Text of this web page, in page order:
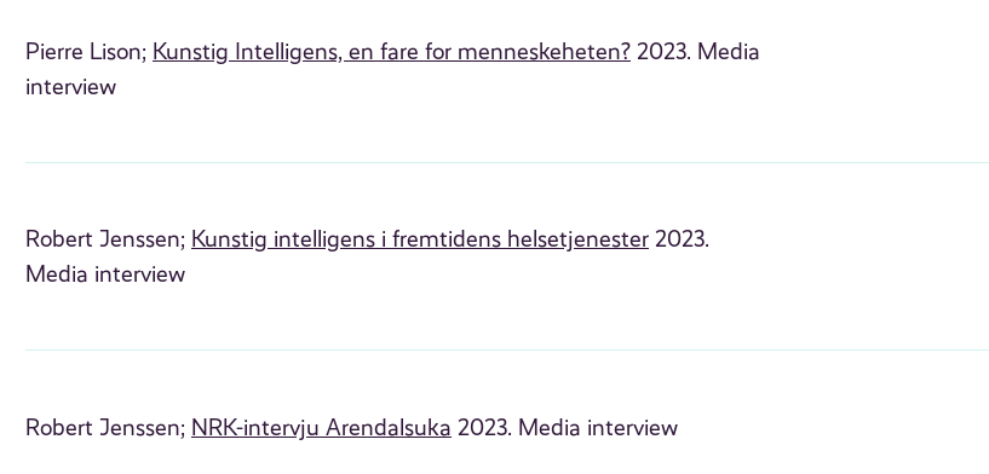
Pierre Lison; Kunstig Intelligens, en fare for menneskeheten? 2023. Media
interview
Robert Jenssen; Kunstig intelligens i fremtidens helsetjenester 2023.
Media interview
Robert Jenssen; NRK-intervju Arendalsuka 2023. Media interview